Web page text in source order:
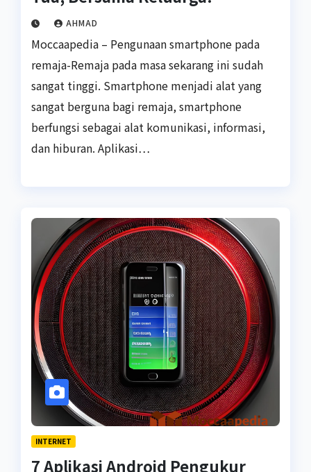
AHMAD
Moccaapedia – Pengunaan smartphone pada
remaja-Remaja pada masa sekarang ini sudah
sangat tinggi. Smartphone menjadi alat yang
sangat berguna bagi remaja, smartphone
berfungsi sebagai alat komunikasi, informasi,
dan hiburan. Aplikasi…
INTERNET
7 Aplikasi Android Pengukur